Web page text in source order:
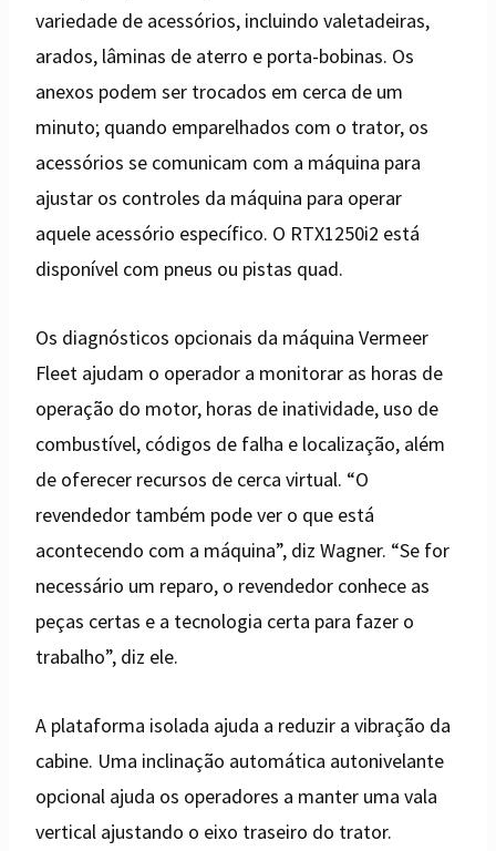
variedade de acessórios, incluindo valetadeiras,
arados, lâminas de aterro e porta-bobinas. Os
anexos podem ser trocados em cerca de um
minuto; quando emparelhados com o trator, os
acessórios se comunicam com a máquina para
ajustar os controles da máquina para operar
aquele acessório específico. O RTX1250i2 está
disponível com pneus ou pistas quad.
Os diagnósticos opcionais da máquina Vermeer
Fleet ajudam o operador a monitorar as horas de
operação do motor, horas de inatividade, uso de
combustível, códigos de falha e localização, além
de oferecer recursos de cerca virtual. “O
revendedor também pode ver o que está
acontecendo com a máquina”, diz Wagner. “Se for
necessário um reparo, o revendedor conhece as
peças certas e a tecnologia certa para fazer o
trabalho”, diz ele.
A plataforma isolada ajuda a reduzir a vibração da
cabine. Uma inclinação automática autonivelante
opcional ajuda os operadores a manter uma vala
vertical ajustando o eixo traseiro do trator.